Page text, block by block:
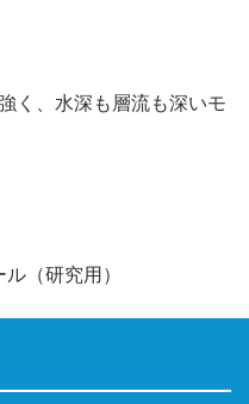
く、水深も層流も深いモ
（研究用）